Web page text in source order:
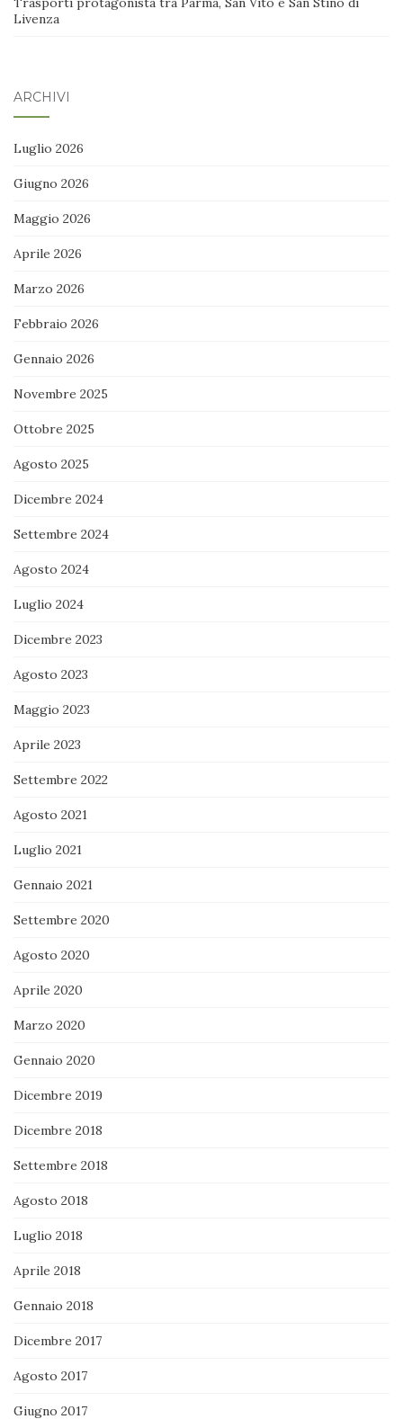
Livenza
ARCHIVI
Luglio 2026
Giugno 2026
Maggio 2026
Aprile 2026
Marzo 2026
Febbraio 2026
Gennaio 2026
Novembre 2025
Ottobre 2025
Agosto 2025
Dicembre 2024
Settembre 2024
Agosto 2024
Luglio 2024
Dicembre 2023
Agosto 2023
Maggio 2023
Aprile 2023
Settembre 2022
Agosto 2021
Luglio 2021
Gennaio 2021
Settembre 2020
Agosto 2020
Aprile 2020
Marzo 2020
Gennaio 2020
Dicembre 2019
Dicembre 2018
Settembre 2018
Agosto 2018
Luglio 2018
Aprile 2018
Gennaio 2018
Dicembre 2017
Agosto 2017
Giugno 2017